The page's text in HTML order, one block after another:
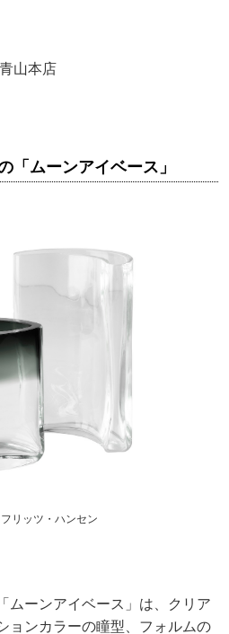
山本店
「ムーンアイベース」
リッツ・ハンセン
ーンアイベース」は、クリア
ョンカラーの瞳型、フォルムの